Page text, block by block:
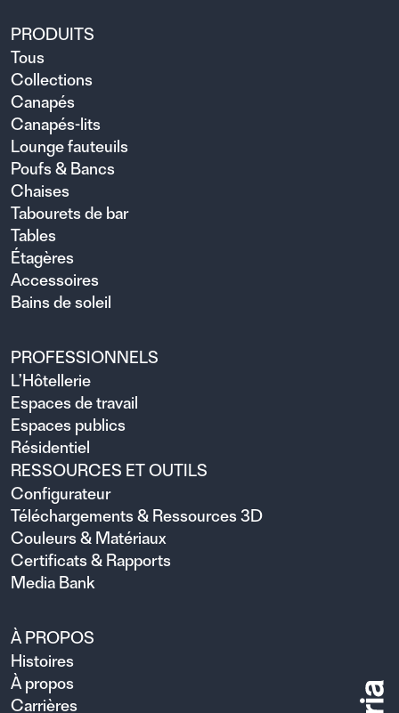
PRODUITS
Tous
Collections
Canapés
Canapés-lits
Lounge fauteuils
Poufs & Bancs
Chaises
Tabourets de bar
Tables
Étagères
Accessoires
Bains de soleil
PROFESSIONNELS
L’Hôtellerie
Espaces de travail
Espaces publics
Résidentiel
RESSOURCES ET OUTILS
Configurateur
Téléchargements & Ressources 3D
Couleurs & Matériaux
Certificats & Rapports
Media Bank
À PROPOS
Histoires
À propos
Carrières